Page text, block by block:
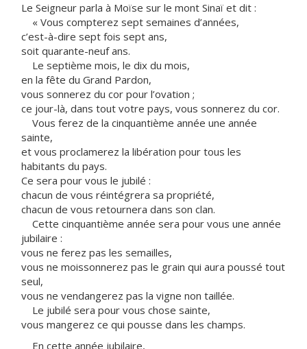
Le Seigneur parla à Moïse sur le mont Sinaï et dit :
« Vous compterez sept semaines d’années,
c’est-à-dire sept fois sept ans,
soit quarante-neuf ans.
Le septième mois, le dix du mois,
en la fête du Grand Pardon,
vous sonnerez du cor pour l’ovation ;
ce jour-là, dans tout votre pays, vous sonnerez du cor.
Vous ferez de la cinquantième année une année
sainte,
et vous proclamerez la libération pour tous les
habitants du pays.
Ce sera pour vous le jubilé :
chacun de vous réintégrera sa propriété,
chacun de vous retournera dans son clan.
Cette cinquantième année sera pour vous une année
jubilaire :
vous ne ferez pas les semailles,
vous ne moissonnerez pas le grain qui aura poussé tout
seul,
vous ne vendangerez pas la vigne non taillée.
Le jubilé sera pour vous chose sainte,
vous mangerez ce qui pousse dans les champs.
En cette année jubilaire,